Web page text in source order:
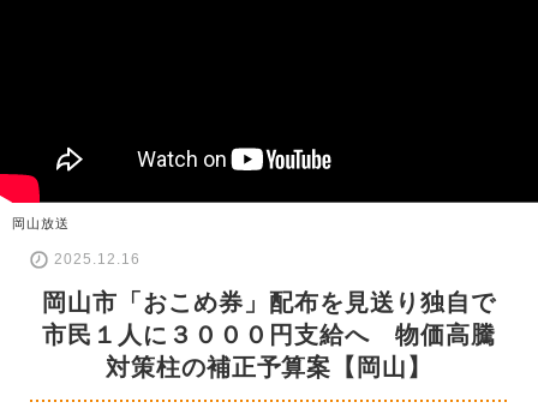
岡山放送
2025.12.16
岡山市「おこめ券」配布を見送り独自で
市民１人に３０００円支給へ 物価高騰
対策柱の補正予算案【岡山】